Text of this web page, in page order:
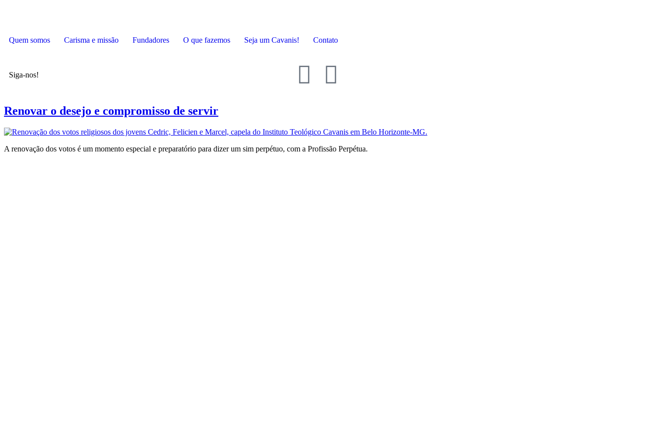
Quem somos Carisma e missão Fundadores O que fazemos Seja um Cavanis! Contato
Siga-nos!
Renovar o desejo e compromisso de servir
A renovação dos votos é um momento especial e preparatório para dizer um sim perpétuo, com a Profissão Perpétua.